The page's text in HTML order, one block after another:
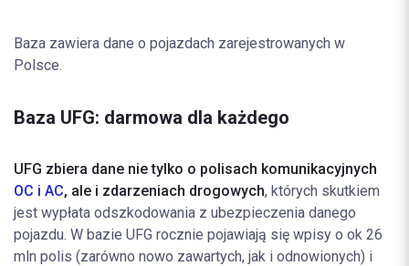
Baza zawiera dane o pojazdach zarejestrowanych w
Polsce.
Baza UFG: darmowa dla każdego
UFG zbiera dane nie tylko o polisach komunikacyjnych
OC i AC, ale i zdarzeniach drogowych, których skutkiem
jest wypłata odszkodowania z ubezpieczenia danego
pojazdu. W bazie UFG rocznie pojawiają się wpisy o ok 26
mln polis (zarówno nowo zawartych, jak i odnowionych) i